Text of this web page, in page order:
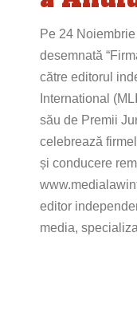
Pe 24
desemnată
către editorul
International
său de Premii
celebrează
și conducere
editor
media,